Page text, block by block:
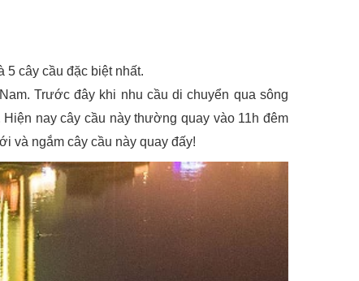
5 cây cầu đặc biệt nhất.
Trước đây khi nhu cầu di chuyển qua sông
nay cây cầu này thường quay vào 11h đêm
và ngắm cây cầu này quay đấy!